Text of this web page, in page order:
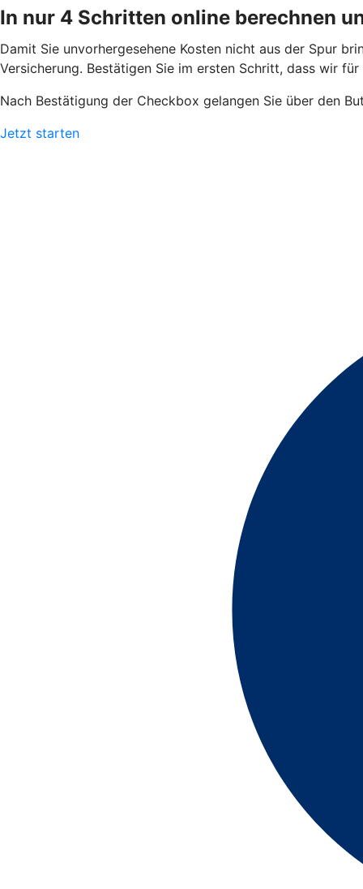
In nur 4 Schritten online berechnen
Damit Sie unvorhergesehene Kosten nicht aus der Spur
Versicherung. Bestätigen Sie im ersten Schritt, dass wir
Nach Bestätigung der Checkbox gelangen Sie über den
Jetzt starten